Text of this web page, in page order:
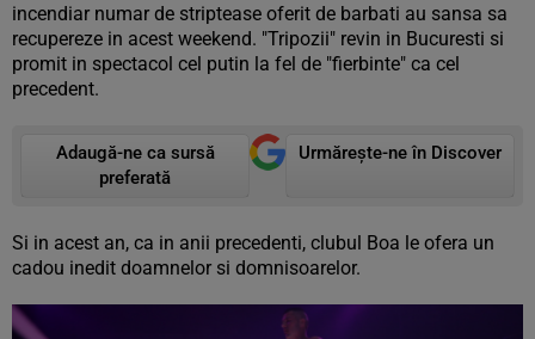
incendiar numar de striptease oferit de barbati au sansa sa
recupereze in acest weekend. "Tripozii" revin in Bucuresti si
promit in spectacol cel putin la fel de "fierbinte" ca cel
precedent.
Adaugă-ne ca sursă
preferată
Urmărește-ne în Discover
Si in acest an, ca in anii precedenti, clubul Boa le ofera un
cadou inedit doamnelor si domnisoarelor.